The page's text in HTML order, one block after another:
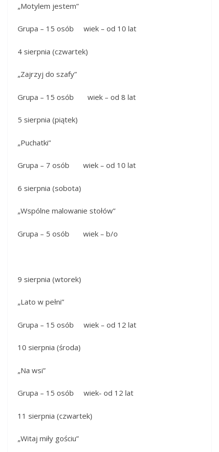
„Motylem jestem”
Grupa – 15 osób wiek – od 10 lat
4 sierpnia (czwartek)
„Zajrzyj do szafy”
Grupa – 15 osób wiek – od 8 lat
5 sierpnia (piątek)
„Puchatki”
Grupa – 7 osób wiek – od 10 lat
6 sierpnia (sobota)
„Wspólne malowanie stołów”
Grupa – 5 osób wiek – b/o
9 sierpnia (wtorek)
„Lato w pełni”
Grupa – 15 osób wiek – od 12 lat
10 sierpnia (środa)
„Na wsi”
Grupa – 15 osób wiek- od 12 lat
11 sierpnia (czwartek)
„Witaj miły gościu”